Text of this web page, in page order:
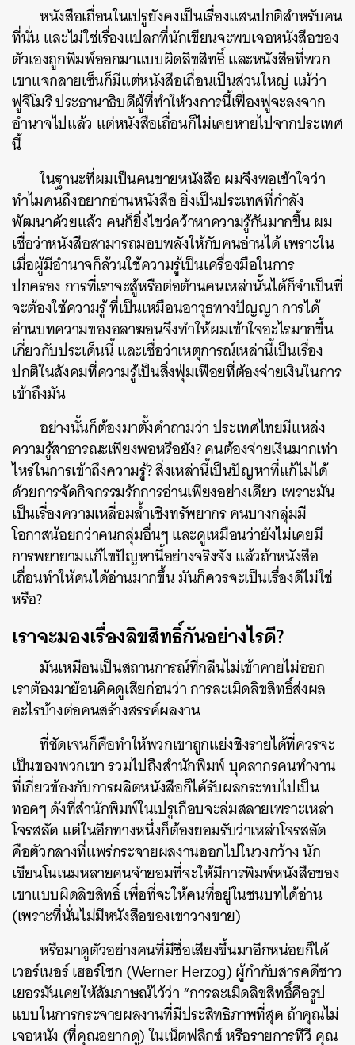
หนังสือเถื่อนในเปรูยังคงเป็นเรื่องแสนปกติสำหรับคน
ที่นั่น และไม่ใช่เรื่องแปลกที่นักเขียนจะพบเจอหนังสือของ
ตัวเองถูกพิมพ์ออกมาแบบผิดลิขสิทธิ์ และหนังสือที่พวก
เขาแจกลายเซ็นก็มีแต่หนังสือเถื่อนเป็นส่วนใหญ่ แม้ว่า
ฟูจิโมริ ประธานาธิบดีผู้ที่ทำให้วงการนี้เฟื่องฟูจะลงจาก
อำนาจไปแล้ว แต่หนังสือเถื่อนก็ไม่เคยหายไปจากประเทศ
นี้
ในฐานะที่ผมเป็นคนขายหนังสือ ผมจึงพอเข้าใจว่า
ทำไมคนถึงอยากอ่านหนังสือ ยิ่งเป็นประเทศที่กำลัง
พัฒนาด้วยแล้ว คนก็ยิ่งไขว่คว้าหาความรู้กันมากขึ้น ผม
เชื่อว่าหนังสือสามารถมอบพลังให้กับคนอ่านได้ เพราะใน
เมื่อผู้มีอำนาจก็ล้วนใช้ความรู้เป็นเครื่องมือในการ
ปกครอง การที่เราจะสู้หรือต่อต้านคนเหล่านั้นได้ก็จำเป็นที่
จะต้องใช้ความรู้ ที่เป็นเหมือนอาวุธทางปัญญา การได้
อ่านบทความของอลาฆอนจึงทำให้ผมเข้าใจอะไรมากขึ้น
เกี่ยวกับประเด็นนี้ และเชื่อว่าเหตุการณ์เหล่านี้เป็นเรื่อง
ปกติในสังคมที่ความรู้เป็นสิ่งฟุ่มเฟือยที่ต้องจ่ายเงินในการ
เข้าถึงมัน
อย่างนั้นก็ต้องมาตั้งคำถามว่า ประเทศไทยมีแหล่ง
ความรู้สาธารณะเพียงพอหรือยัง? คนต้องจ่ายเงินมากเท่า
ไหร่ในการเข้าถึงความรู้? สิ่งเหล่านี้เป็นปัญหาที่แก้ไม่ได้
ด้วยการจัดกิจกรรมรักการอ่านเพียงอย่างเดียว เพราะมัน
เป็นเรื่องความเหลื่อมล้ำเชิงทรัพยากร คนบางกลุ่มมี
โอกาสน้อยกว่าคนกลุ่มอื่นๆ และดูเหมือนว่ายังไม่เคยมี
การพยายามแก้ไขปัญหานี้อย่างจริงจัง แล้วถ้าหนังสือ
เถื่อนทำให้คนได้อ่านมากขึ้น มันก็ควรจะเป็นเรื่องดีไม่ใช่
หรือ?
เราจะมองเรื่องลิขสิทธิ์กันอย่างไรดี?
มันเหมือนเป็นสถานการณ์ที่กลืนไม่เข้าคายไม่ออก
เราต้องมาย้อนคิดดูเสียก่อนว่า การละเมิดลิขสิทธิ์ส่งผล
อะไรบ้างต่อคนสร้างสรรค์ผลงาน
ที่ชัดเจนก็คือทำให้พวกเขาถูกแย่งชิงรายได้ที่ควรจะ
เป็นของพวกเขา รวมไปถึงสำนักพิมพ์ บุคลากรคนทำงาน
ที่เกี่ยวข้องกับการผลิตหนังสือก็ได้รับผลกระทบไปเป็น
ทอดๆ ดังที่สำนักพิมพ์ในเปรูเกือบจะล่มสลายเพราะเหล่า
โจรสลัด แต่ในอีกทางหนึ่งก็ต้องยอมรับว่าเหล่าโจรสลัด
คือตัวกลางที่แพร่กระจายผลงานออกไปในวงกว้าง นัก
เขียนโนเนมหลายคนจำยอมที่จะให้มีการพิมพ์หนังสือของ
เขาแบบผิดลิขสิทธิ์ เพื่อที่จะให้คนที่อยู่ในชนบทได้อ่าน
(เพราะที่นั่นไม่มีหนังสือของเขาวางขาย)
หรือมาดูตัวอย่างคนที่มีชื่อเสียงขึ้นมาอีกหน่อยก็ได้
เวอร์เนอร์ เฮอร์โซก (Werner Herzog) ผู้กำกับสารคดีชาว
เยอรมันเคยให้สัมภาษณ์ไว้ว่า “การละเมิดลิขสิทธิ์คือรูป
แบบในการกระจายผลงานที่มีประสิทธิภาพที่สุด ถ้าคุณไม่
เจอหนัง (ที่คุณอยากดู) ในเน็ตฟลิกซ์ หรือรายการทีวี คุณ